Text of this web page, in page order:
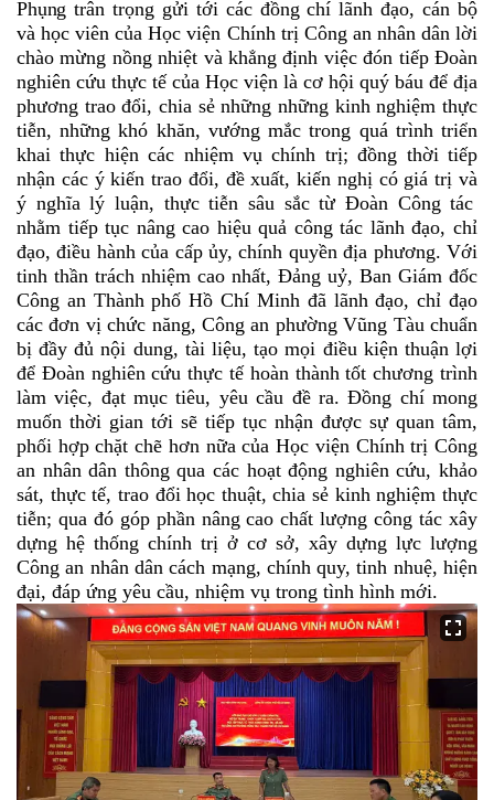
Phụngtrân trọng gửi tới các đồng chí lãnh đạo, cán bộ
và học viên của Học viện Chính trị Công an nhân dân lời
chào mừng nồng nhiệt và khẳng định việc đón tiếp Đoàn
nghiên cứu thực tế của Học viện là cơ hội quý báu để địa
phương trao đổi, chia sẻ những những kinh nghiệm thực
tiễn,những khó khăn, vướng mắc trong quá trình triển
khai thực hiện các nhiệm vụ chính trị; đồng thời tiếp
nhận cácý kiến trao đổi, đề xuất, kiến nghị có giá trị và
ý nghĩa lý luận, thực tiễn sâu sắctừ Đoàn Công tác
nhằm tiếp tục nâng cao hiệu quả công tác lãnh đạo, chỉ
đạo, điều hành của cấp ủy, chính quyền địa phương. Với
tinh thần trách nhiệm cao nhất, Đảng uỷ, Ban Giám đốc
Công an Thành phố Hồ Chí Minh đã lãnhđạo,chỉ đạo
các đơn vị chức năng, Công an phường Vũng Tàuchuẩn
bị đầy đủ nội dung, tài liệu, tạo mọi điều kiện thuận lợi
để Đoàn nghiên cứu thực tế hoàn thành tốt chương trình
làm việc, đạt mục tiêu, yêu cầu đề ra. Đồng chí mong
muốn thời gian tới sẽ tiếp tục nhận được sự quan tâm,
phối hợp chặt chẽ hơn nữa của Học viện Chính trị Công
an nhân dân thông qua các hoạt động nghiên cứu, khảo
sát, thựctế, trao đổi học thuật, chia sẻ kinh nghiệm thực
tiễn; qua đó góp phần nâng cao chất lượng công tác xây
dựng hệ thống chính trị ở cơ sở, xây dựng lực lượng
Công an nhân dân cách mạng, chính quy, tinh nhuệ, hiện
đại, đáp ứng yêu cầu, nhiệm vụ trong tình hình mới.